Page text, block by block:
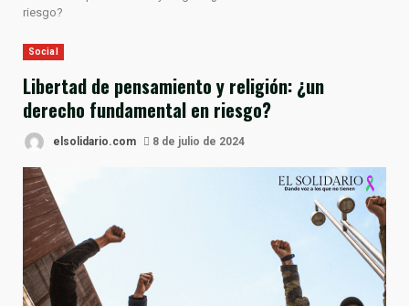
riesgo?
Social
Libertad de pensamiento y religión: ¿un
derecho fundamental en riesgo?
elsolidario.com 8 de julio de 2024